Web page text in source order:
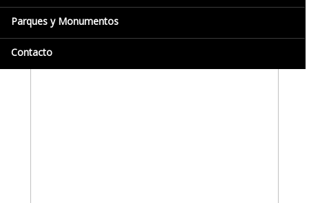
Parques y Monumentos
Contacto